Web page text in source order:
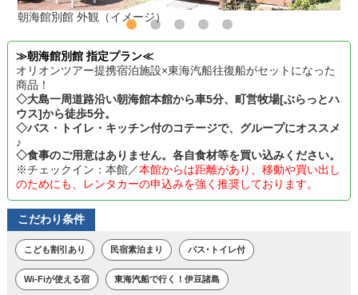
朝海館別館 外観（イメージ）
≫朝海館別館 指定プラン≪
オリオンツアー提携宿泊施設×東海汽船往復船がセットになった
商品！
◇大島一周道路沿い朝海館本館から車5分、町営牧場[ぶらっとハ
ウス]から徒歩5分。
◇バス・トイレ・キッチン付のコテージで、グループにオススメ
♪
◇食事のご用意はありません。各自食材等を買い込みください。
※チェックイン：本館／本館からは距離があり、移動や買い出し
のためにも、レンタカーの申込みを強く推奨しております。
こだわり条件
こども割引あり 民宿素泊まり バス･トイレ付
Wi-Fiが使える宿 東海汽船で行く！伊豆諸島